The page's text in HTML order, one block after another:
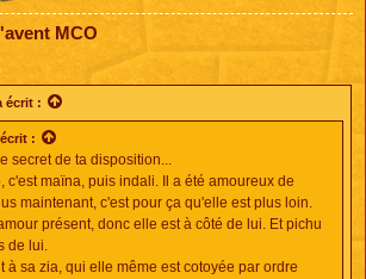
MCO
écrit :
:
secret de ta disposition...
c'est maïna, puis indali. Il a été amoureux de
maintenant, c'est pour ça qu'elle est plus loin.
présent, donc elle est à côté de lui. Et pichu
de lui.
à sa zia, qui elle même est cotoyée par ordre